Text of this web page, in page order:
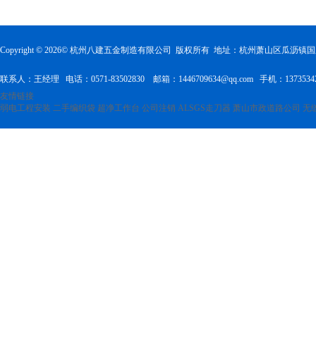
Copyright © 2026© 杭州八建五金制造有限公司 版权所有 地址：杭州萧山区瓜沥镇
联系人：王经理 电话：0571-83502830 邮箱：1446709634@qq.com 手机：
友情链接
弱电工程安装 二手编织袋 超净工作台 公司注销 ALSGS走刀器 萧山市政道路公司 无